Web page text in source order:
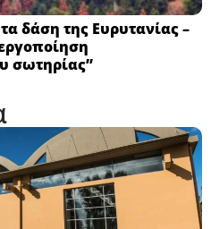
δάση της Ευρυτανίας –
σωτηρίας”